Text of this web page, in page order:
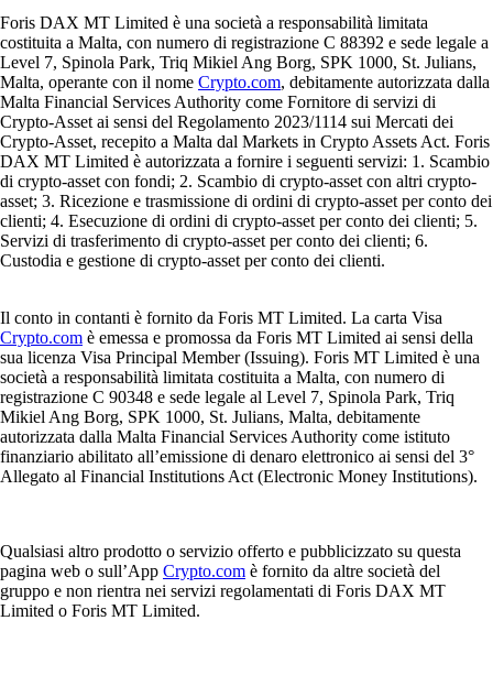
Foris DAX MT Limited è una società a responsabilità limitata
costituita a Malta, con numero di registrazione C 88392 e sede legale a
Level 7, Spinola Park, Triq Mikiel Ang Borg, SPK 1000, St. Julians,
Malta, operante con il nome Crypto.com, debitamente autorizzata dalla
Malta Financial Services Authority come Fornitore di servizi di
Crypto-Asset ai sensi del Regolamento 2023/1114 sui Mercati dei
Crypto-Asset, recepito a Malta dal Markets in Crypto Assets Act. Foris
DAX MT Limited è autorizzata a fornire i seguenti servizi: 1. Scambio
di crypto-asset con fondi; 2. Scambio di crypto-asset con altri crypto-
asset; 3. Ricezione e trasmissione di ordini di crypto-asset per conto dei
clienti; 4. Esecuzione di ordini di crypto-asset per conto dei clienti; 5.
Servizi di trasferimento di crypto-asset per conto dei clienti; 6.
Custodia e gestione di crypto-asset per conto dei clienti.
Il conto in contanti è fornito da Foris MT Limited. La carta Visa
Crypto.com è emessa e promossa da Foris MT Limited ai sensi della
sua licenza Visa Principal Member (Issuing). Foris MT Limited è una
società a responsabilità limitata costituita a Malta, con numero di
registrazione C 90348 e sede legale al Level 7, Spinola Park, Triq
Mikiel Ang Borg, SPK 1000, St. Julians, Malta, debitamente
autorizzata dalla Malta Financial Services Authority come istituto
finanziario abilitato all’emissione di denaro elettronico ai sensi del 3°
Allegato al Financial Institutions Act (Electronic Money Institutions).
Qualsiasi altro prodotto o servizio offerto e pubblicizzato su questa
pagina web o sull’App Crypto.com è fornito da altre società del
gruppo e non rientra nei servizi regolamentati di Foris DAX MT
Limited o Foris MT Limited.